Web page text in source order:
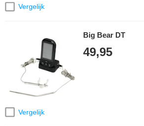
Vergelijk
Vergelijk
Big Bear DT
49,95